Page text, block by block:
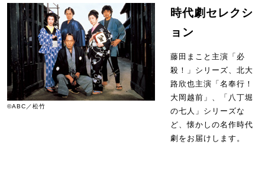
©ABC／松竹
時代劇セレクシ
ョン
藤田まこと主演「必
殺！」シリーズ、北大
路欣也主演「名奉行！
大岡越前」、「八丁堀
の七人」シリーズな
ど、懐かしの名作時代
劇をお届けします。